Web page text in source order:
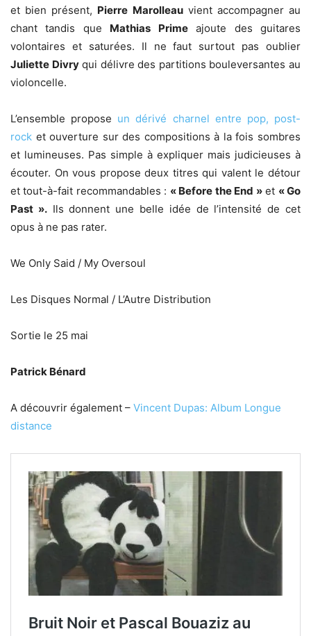
et bien présent, Pierre Marolleauvient accompagner au
chant tandis que Mathias Primeajoute des guitares
volontaires et saturées. Il ne faut surtout pas oublier
Juliette Divryqui délivre des partitions bouleversantes au
violoncelle.
L’ensemble propose un dérivé charnel entre pop, post-
rock et ouverture sur des compositions à la fois sombres
et lumineuses. Pas simple à expliquer mais judicieuses à
écouter. On vous propose deux titres qui valent le détour
et tout-à-fait recommandables : « Before the End »et « Go
Past ».Ils donnent une belle idée de l’intensité de cet
opus à ne pas rater.
We Only Said / My Oversoul
Les Disques Normal / L’Autre Distribution
Sortie le 25 mai
Patrick Bénard
A découvrir également – Vincent Dupas: Album Longue
distance